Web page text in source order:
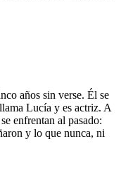
años sin verse. Él se
Lucía y es actriz. A
enfrentan al pasado:
y lo que nunca, ni